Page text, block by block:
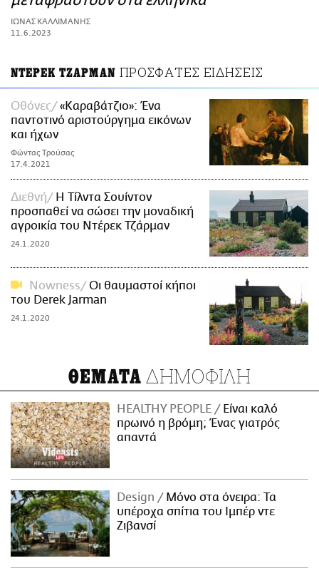
ΑΜΠΑ
PRINT
ΙΩΝΑΣ ΚΑΛΛΙΜΑΝΗΣ
11.6.2023
ΝΤΕΡΕΚ ΤΖΑΡΜΑΝ ΠΡΟΣΦΑΤΕΣ ΕΙΔΗΣΕΙΣ
Οθόνες
«Καραβάτζιο»: Ένα
παντοτινό αριστούργημα εικόνων
και ήχων
Φώντας Τρούσας
17.4.2021
Διεθνή
Η Τίλντα Σουίντον
προσπαθεί να σώσει την μοναδική
αγροικία του Ντέρεκ Τζάρμαν
24.1.2020
Nowness
Οι θαυμαστοί κήποι
του Derek Jarman
24.1.2020
ΘΕΜΑΤΑ ΔΗΜΟΦΙΛΗ
HEALTHY PEOPLE
Είναι καλό
πρωινό η βρόμη; Ένας γιατρός
απαντά
Design
Μόνο στα όνειρα: Τα
υπέροχα σπίτια του Ιμπέρ ντε
Ζιβανσί